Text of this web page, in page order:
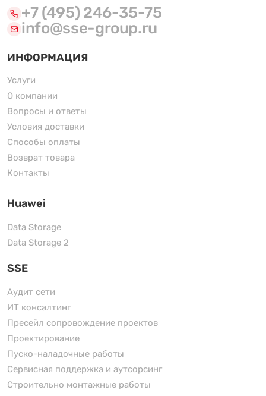
+7 (495) 246-35-75
info@sse-group.ru
ИНФОРМАЦИЯ
Услуги
О компании
Вопросы и ответы
Условия доставки
Способы оплаты
Возврат товара
Контакты
Huawei
Data Storage
Data Storage 2
SSE
Аудит сети
ИТ консалтинг
Пресейл сопровождение проектов
Проектирование
Пуско-наладочные работы
Сервисная поддержка и аутсорсинг
Строительно монтажные работы